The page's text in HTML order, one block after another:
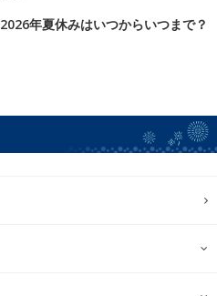
2026年夏休みはいつからいつまで？